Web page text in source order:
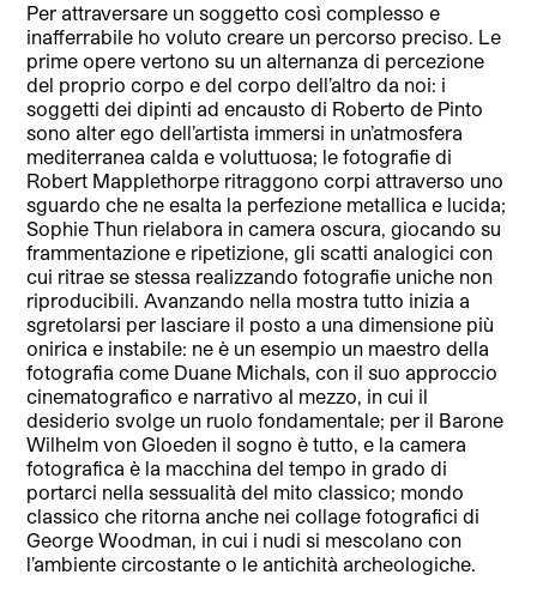
Per attraversare un soggetto così complesso e
inafferrabile ho voluto creare un percorso preciso. Le
prime opere vertono su un alternanza di percezione
del proprio corpo e del corpo dell’altro da noi: i
soggetti dei dipinti ad encausto di Roberto de Pinto
sono alter ego dell’artista immersi in un’atmosfera
mediterranea calda e voluttuosa; le fotografie di
Robert Mapplethorpe ritraggono corpi attraverso uno
sguardo che ne esalta la perfezione metallica e lucida;
Sophie Thun rielabora in camera oscura, giocando su
frammentazione e ripetizione, gli scatti analogici con
cui ritrae se stessa realizzando fotografie uniche non
riproducibili. Avanzando nella mostra tutto inizia a
sgretolarsi per lasciare il posto a una dimensione più
onirica e instabile: ne è un esempio un maestro della
fotografia come Duane Michals, con il suo approccio
cinematografico e narrativo al mezzo, in cui il
desiderio svolge un ruolo fondamentale; per il Barone
Wilhelm von Gloeden il sogno è tutto, e la camera
fotografica è la macchina del tempo in grado di
portarci nella sessualità del mito classico; mondo
classico che ritorna anche nei collage fotografici di
George Woodman, in cui i nudi si mescolano con
l’ambiente circostante o le antichità archeologiche.